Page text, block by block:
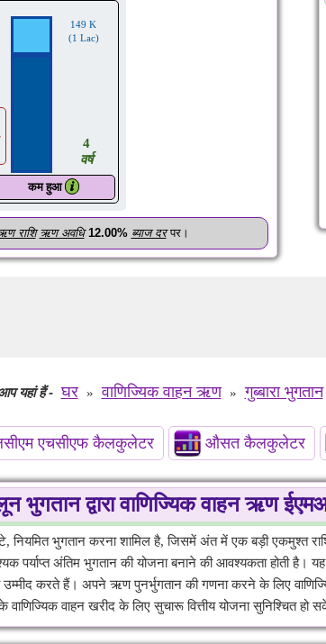
149 K
(1 Lac)
4
वर्ष
कम हुआ 𝒊
राशि ऋण अवधि 12.00% ब्याज दरपर।
यहां हैं- घर » वाणिज्यिक वाहन ऋण » गुब्बारा भुगतान
एचसीएफ कैलकुलेटर औसत कैलकुलेटर
भुगतान द्वारा वाणिज्यिक वाहन ऋण
नियमित भुगतान करना शामिल है, जिसमें अंत में एक बड़ी एकमुश्त
अंतिम भुगतान की योजना बनाने की आवश्यकता होती है।
करते हैं। अपने ऋण पुनर्भुगतान की गणना करने के लिए
वाहन खरीद के लिए सुचारू वित्तीय योजना सुनिश्चित हो